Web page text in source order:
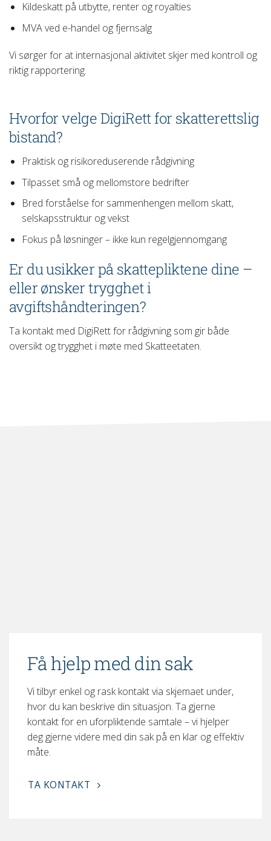
Kildeskatt på utbytte, renter og royalties
MVA ved e-handel og fjernsalg
Vi sørger for at internasjonal aktivitet skjer med kontroll og
riktig rapportering.
Hvorfor velge DigiRett for skatterettslig
bistand?
Praktisk og risikoreduserende rådgivning
Tilpasset små og mellomstore bedrifter
Bred forståelse for sammenhengen mellom skatt,
selskapsstruktur og vekst
Fokus på løsninger – ikke kun regelgjennomgang
Er du usikker på skattepliktene dine –
eller ønsker trygghet i
avgiftshåndteringen?
Ta kontakt med DigiRett for rådgivning som gir både
oversikt og trygghet i møte med Skatteetaten.
Få hjelp med din sak
Vi tilbyr enkel og rask kontakt via skjemaet under,
hvor du kan beskrive din situasjon. Ta gjerne
kontakt for en uforpliktende samtale – vi hjelper
deg gjerne videre med din sak på en klar og effektiv
måte.
TA KONTAKT